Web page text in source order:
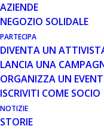
AZIENDE
NEGOZIO SOLIDALE
PARTECIPA
DIVENTA UN
LANCIA UNA
ORGANIZZA UN
ISCRIVITI COME SOCIO
NOTIZIE
STORIE
WHEN I
PER LA
PRESA IN
QUELLA
TOSCANA